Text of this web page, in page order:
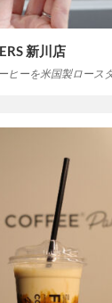
新川店
ヒーを米国製ロース